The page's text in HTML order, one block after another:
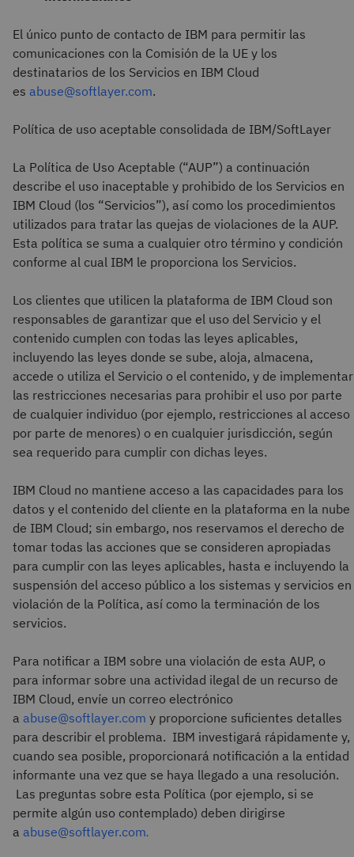
El único punto de contacto de IBM para permitir las
comunicaciones con la Comisión de la UE y los
destinatarios de los Servicios en IBM Cloud
es abuse@softlayer.com.
Política de uso aceptable consolidada de IBM/SoftLayer
La Política de Uso Aceptable (“AUP”) a continuación
describe el uso inaceptable y prohibido de los Servicios en
IBM Cloud (los “Servicios”), así como los procedimientos
utilizados para tratar las quejas de violaciones de la AUP.
Esta política se suma a cualquier otro término y condición
conforme al cual IBM le proporciona los Servicios.
Los clientes que utilicen la plataforma de IBM Cloud son
responsables de garantizar que el uso del Servicio y el
contenido cumplen con todas las leyes aplicables,
incluyendo las leyes donde se sube, aloja, almacena,
accede o utiliza el Servicio o el contenido, y de implementar
las restricciones necesarias para prohibir el uso por parte
de cualquier individuo (por ejemplo, restricciones al acceso
por parte de menores) o en cualquier jurisdicción, según
sea requerido para cumplir con dichas leyes.
IBM Cloud no mantiene acceso a las capacidades para los
datos y el contenido del cliente en la plataforma en la nube
de IBM Cloud; sin embargo, nos reservamos el derecho de
tomar todas las acciones que se consideren apropiadas
para cumplir con las leyes aplicables, hasta e incluyendo la
suspensión del acceso público a los sistemas y servicios en
violación de la Política, así como la terminación de los
servicios.
Para notificar a IBM sobre una violación de esta AUP, o
para informar sobre una actividad ilegal de un recurso de
IBM Cloud, envíe un correo electrónico
a abuse@softlayer.com y proporcione suficientes detalles
para describir el problema. IBM investigará rápidamente y,
cuando sea posible, proporcionará notificación a la entidad
informante una vez que se haya llegado a una resolución.
Las preguntas sobre esta Política (por ejemplo, si se
permite algún uso contemplado) deben dirigirse
a abuse@softlayer.com.